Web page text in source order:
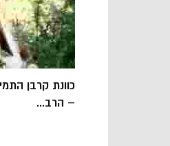
כוונת קרבן
– הרב...